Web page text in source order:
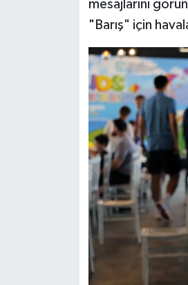
mesajlarını
"Barış" için